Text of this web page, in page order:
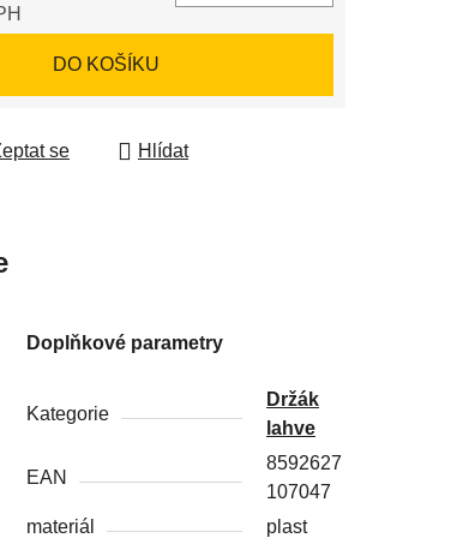
DO KOŠÍKU
se
Hlídat
Doplňkové parametry
Kategorie
Držák
lahve
EAN
8592627
107047
materiál
plast